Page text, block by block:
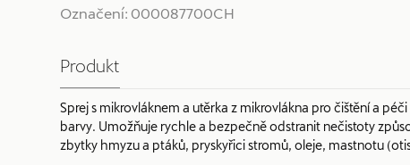
Označení: 000087700CH
Produkt
Sprej s mikrovláknem a utěrka z mikrovlákna pro čištění a
barvy. Umožňuje rychle a bezpečně odstranit nečistoty
zbytky hmyzu a ptáků, pryskyřici stromů, oleje, mastnotu